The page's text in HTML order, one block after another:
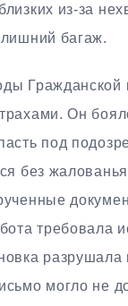
из-за
багаж.
Он
под
без
требовала
могло не